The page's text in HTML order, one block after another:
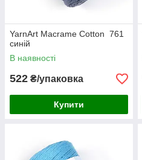
YarnArt Macrame Cotton 761
синій
В наявності
522 ₴/упаковка
Купити